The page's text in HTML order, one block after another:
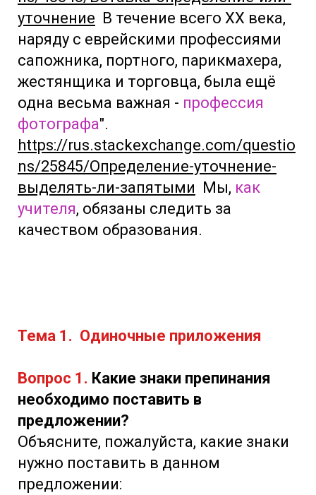
уточнение В течение всего ХХ века,
наряду с еврейскими профессиями
сапожника, портного, парикмахера,
жестянщика и торговца, была ещё
одна весьма важная - профессия
фотографа".
https://rus.stackexchange.com/questio
ns/25845/Определение-уточнение-
выделять-ли-запятыми Мы, как
учителя, обязаны следить за
качеством образования.
Тема 1. Одиночные приложения
Вопрос 1. Какие знаки препинания
необходимо поставить в
предложении?
Объясните, пожалуйста, какие знаки
нужно поставить в данном
предложении: